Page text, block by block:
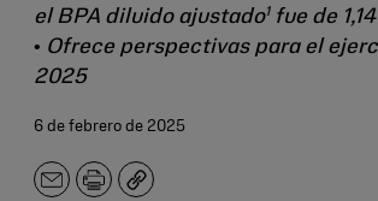
el BPA diluido ajustado1fue de
• Ofrece perspectivas para el
2025
6 de febrero de 2025
CorreoImprimir
Copiar